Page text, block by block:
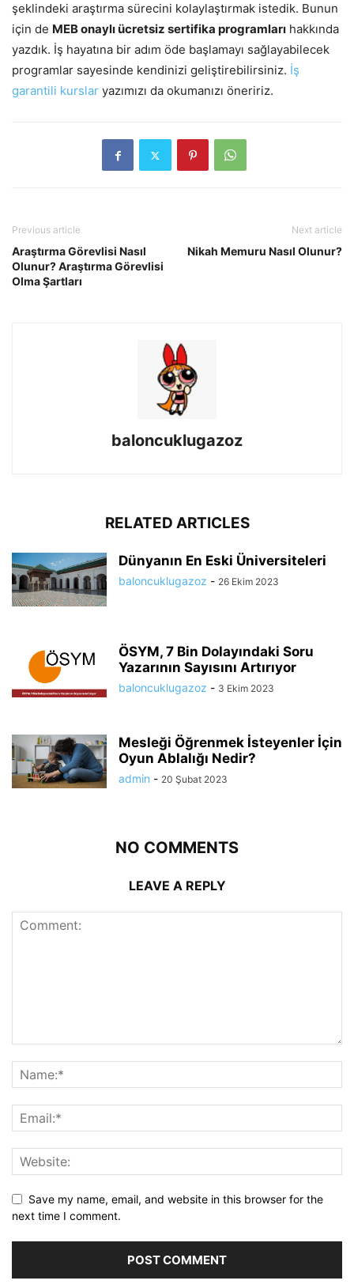
şeklindeki araştırma sürecini kolaylaştırmak istedik. Bunun
için de MEB onaylı ücretsiz sertifika programları hakkında
yazdık. İş hayatına bir adım öde başlamayı sağlayabilecek
programlar sayesinde kendinizi geliştirebilirsiniz. İş
garantili kurslar yazımızı da okumanızı öneririz.
Previous article
Araştırma Görevlisi Nasıl
Olunur? Araştırma Görevlisi
Olma Şartları
Next article
Nikah Memuru Nasıl Olunur?
baloncuklugazoz
RELATED ARTICLES
Dünyanın En Eski Üniversiteleri
baloncuklugazoz - 26 Ekim 2023
ÖSYM, 7 Bin Dolayındaki Soru
Yazarının Sayısını Artırıyor
baloncuklugazoz - 3 Ekim 2023
Mesleği Öğrenmek İsteyenler İçin
Oyun Ablalığı Nedir?
admin - 20 Şubat 2023
NO COMMENTS
LEAVE A REPLY
Save my name, email, and website in this browser for the
next time I comment.